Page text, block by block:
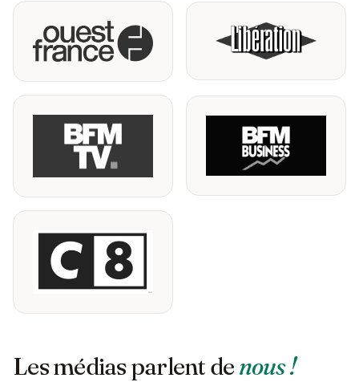
Les médias parlent denous !